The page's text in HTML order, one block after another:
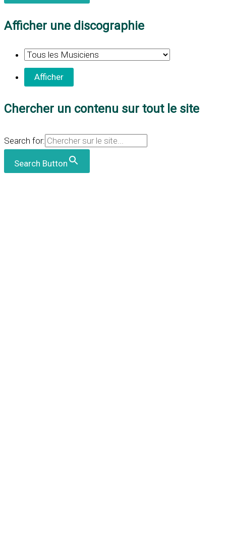
Afficher une discographie
Chercher un contenu sur tout le site
Search for:
Search Button